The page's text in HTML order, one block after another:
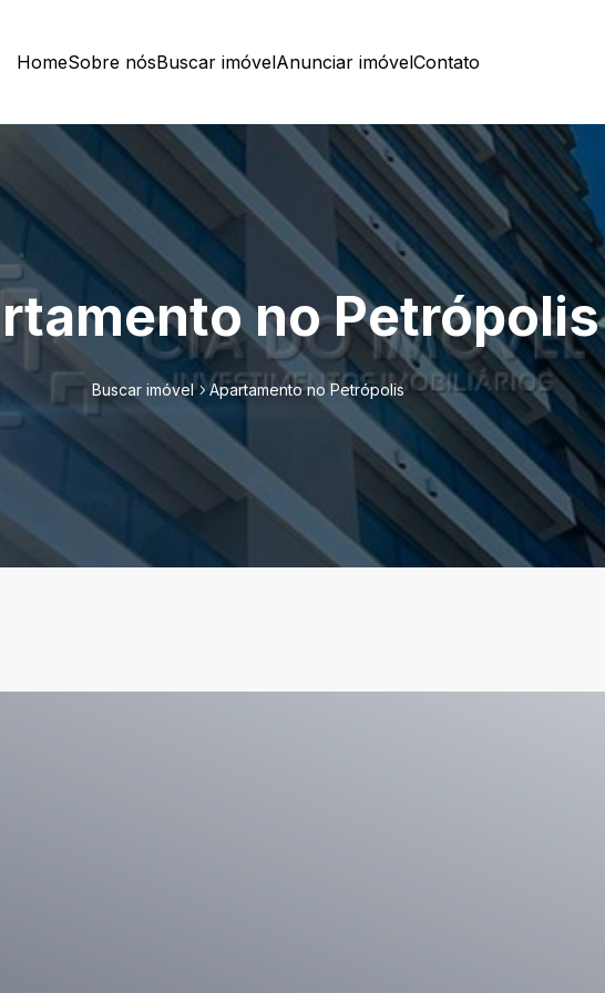
HomeSobre nósBuscar imóvelAnunciar imóvelContato
no Petrópolis
Buscar imóvel Apartamento no Petrópolis